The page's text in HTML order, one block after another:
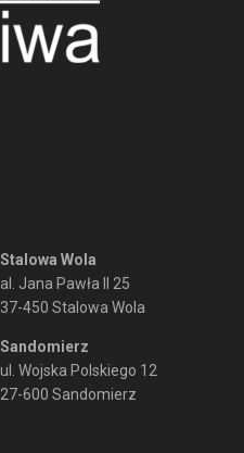
Stalowa Wola
al. Jana Pawła II 25
37-450 Stalowa Wola
Sandomierz
ul. Wojska Polskiego 12
27-600 Sandomierz